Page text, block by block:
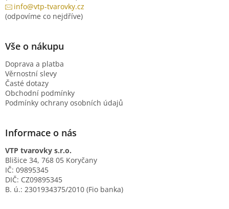
info@vtp-tvarovky.cz
(odpovíme co nejdříve)
Vše o nákupu
Doprava a platba
Věrnostní slevy
Časté dotazy
Obchodní podmínky
Podmínky ochrany osobních údajů
Informace o nás
VTP tvarovky s.r.o.
Blišice 34, 768 05 Koryčany
IČ: 09895345
DIČ: CZ09895345
B. ú.: 2301934375/2010 (Fio banka)